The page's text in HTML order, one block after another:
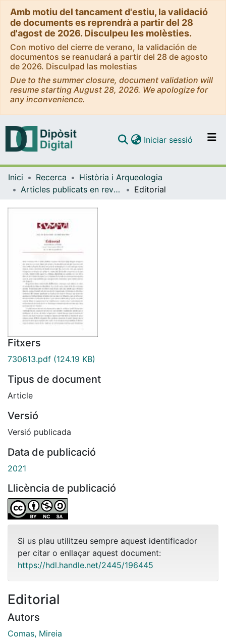
Amb motiu del tancament d'estiu, la validació
de documents es reprendrà a partir del 28
d'agost de 2026. Disculpeu les molèsties.
Con motivo del cierre de verano, la validación de
documentos se reanudará a partir del 28 de agosto
de 2026. Disculpad las molestias
Due to the summer closure, document validation will
resume starting August 28, 2026. We apologize for
any inconvenience.
Navega per tot el DD
Iniciar sessió (current)
Inici Recerca
Història i Arqueologia
Articles publicats en revistes (Història i Arqueologia)
Editorial
Fitxers
730613.pdf (124.19 KB)
Tipus de document
Article
Versió
Versió publicada
Data de publicació
2021
Llicència de publicació
Si us plau utilitzeu sempre aquest identificador
per citar o enllaçar aquest document:
https://hdl.handle.net/2445/196445
Editorial
Autors
Comas, Mireia